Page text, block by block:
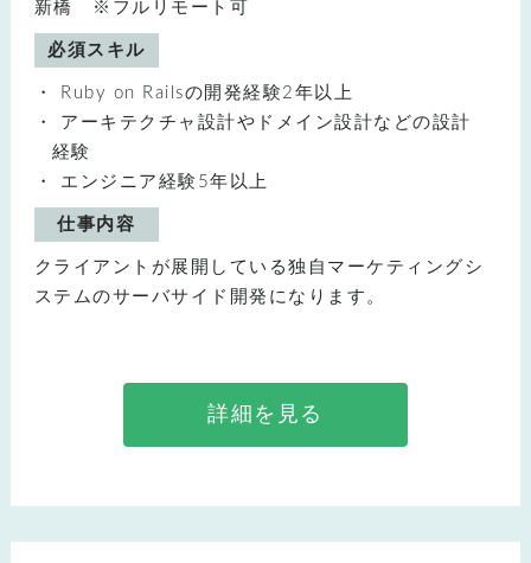
新橋 ※フルリモート可
必須スキル
Ruby on Railsの開発経験2年以上
アーキテクチャ設計やドメイン設計などの設計
経験
エンジニア経験5年以上
仕事内容
クライアントが展開している独自マーケティングシ
ステムのサーバサイド開発になります。
詳細を見る